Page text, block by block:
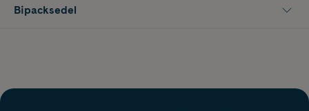
Bipacksedel